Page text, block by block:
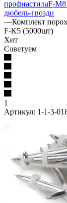
профнастилаF-M8
дюбель-гвозди
—Комплект
F-K5 (5000шт)
Хит
Советуем
1
Артикул: 1-1-3-